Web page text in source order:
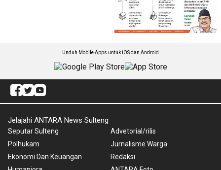
Unduh Mobile Apps untuk iOS dan Android
Jelajahi ANTARA News Sulteng
Seputar Sulteng
Polhukam
Ekonomi Dan Keuangan
Advetorial/rilis
Jurnalisme Warga
Redaksi